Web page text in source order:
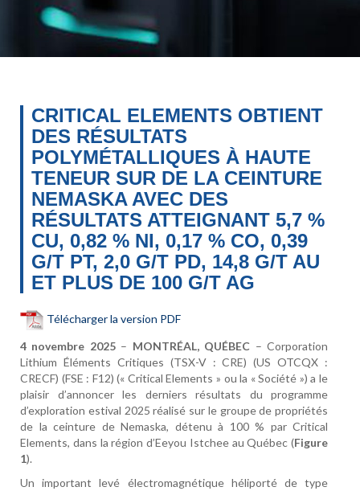
CRITICAL ELEMENTS OBTIENT
DES RÉSULTATS
POLYMÉTALLIQUES À HAUTE
TENEUR SUR DE LA CEINTURE
NEMASKA AVEC DES
RÉSULTATS ATTEIGNANT 5,7 %
CU, 0,82 % NI, 0,17 % CO, 0,39
G/T PT, 2,0 G/T PD, 14,8 G/T AU
ET PLUS DE 100 G/T AG
Télécharger la version PDF
4 novembre 2025– MONTRÉAL, QUÉBEC – Corporation
Lithium Éléments Critiques (TSX-V : CRE) (US OTCQX :
CRECF) (FSE : F12) (« Critical Elements » ou la « Société ») a le
plaisir d’annoncer les derniers résultats du programme
d’exploration estival 2025 réalisé sur le groupe de propriétés
de la ceinture de Nemaska, détenu à 100 % par Critical
Elements, dans la région d’Eeyou Istchee au Québec (Figure
1).
Un important levé électromagnétique héliporté de type